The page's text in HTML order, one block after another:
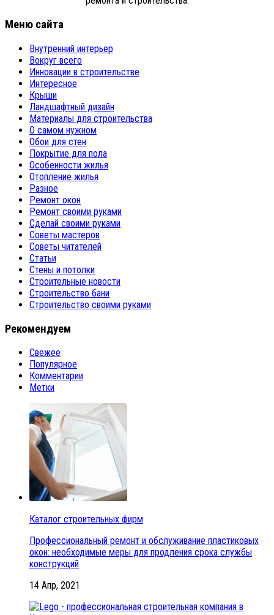
Меню сайта
Внутренний интерьер
Вокруг всего
Инновации в строительстве
Интересное
Крыши
Ландшафтный дизайн
Материалы для строительства
О самом нужном
Обои для стен
Покрытие для пола
Особенности жилья
Отопление жилья
Разное
Ремонт окон
Ремонт своими руками
Сделай своими руками
Советы мастеров
Советы читателей
Статьи
Стены и потолки
Строительные новости
Строительство бани
Строительство своими руками
Рекомендуем
Свежее
Популярное
Комментарии
Метки
Каталог строительных фирм
Профессиональный ремонт и обслуживание пластиковых
окон: необходимые меры для продления срока службы
конструкций
14 Апр, 2021